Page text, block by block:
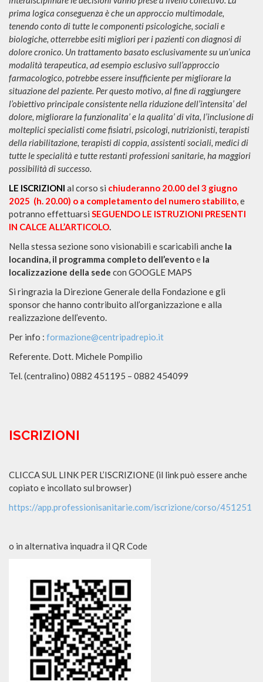
prima logica conseguenza è che un approccio multimodale,
tenendo conto di tutte le componenti psicologiche, sociali e
biologiche, otterrebbe esiti migliori per i pazienti con diagnosi di
dolore cronico. Un trattamento basato esclusivamente su un’unica
modalità terapeutica, ad esempio esclusivo sull’approccio
farmacologico, potrebbe essere insufficiente per migliorare la
situazione del paziente. Per questo motivo, al fine di raggiungere
l’obiettivo principale consistente nella riduzione dell’intensita’ del
dolore, migliorare la funzionalita’ e la qualita’ di vita, l’inclusione di
molteplici specialisti come fisiatri, psicologi, nutrizionisti, terapisti
della riabilitazione, terapisti di coppia, assistenti sociali, medici di
tutte le specialità e tutte restanti professioni sanitarie, ha maggiori
possibilità di successo.
LE ISCRIZIONI al corso si chiuderanno 20.00 del 3 giugno
2025 (h. 20.00) o a completamento del numero stabilito,e
potranno effettuarsi SEGUENDO LE ISTRUZIONI PRESENTI
IN CALCE ALL’ARTICOLO.
Nella stessa sezione sono visionabili e scaricabili anche la
locandina, il programma completo dell’eventoe la
localizzazione della sede con GOOGLE MAPS
Si ringrazia la Direzione Generale della Fondazione e gli
sponsor che hanno contribuito all’organizzazione e alla
realizzazione dell’evento.
Per info : formazione@centripadrepio.it
Referente. Dott. Michele Pompilio
Tel. (centralino) 0882 451195 – 0882 454099
ISCRIZIONI
CLICCA SUL LINK PER L’ISCRIZIONE (il link può essere anche
copiato e incollato sul browser)
https://app.professionisanitarie.com/iscrizione/corso/451251
o in alternativa inquadra il QR Code